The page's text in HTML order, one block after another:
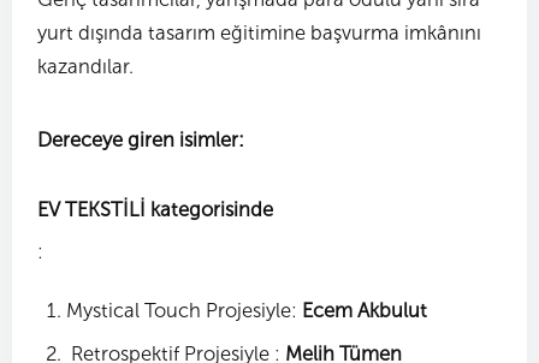
yurt dışında tasarım eğitimine başvurma imkânını
kazandılar.
Dereceye giren isimler:
EV TEKSTİLİ kategorisinde
:
Mystical Touch Projesiyle: Ecem Akbulut
Retrospektif Projesiyle : Melih Tümen